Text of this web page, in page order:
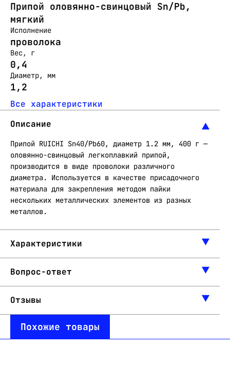
Припой оловянно-свинцовый Sn/Pb,
мягкий
Исполнение
проволока
Вес, г
0,4
Диаметр, мм
1,2
Все характеристики
Описание
Припой RUICHI Sn40/Pb60, диаметр 1.2 мм, 400 г —
оловянно-свинцовый легкоплавкий припой,
производится в виде проволоки различного
диаметра. Используется в качестве присадочного
материала для закрепления методом пайки
нескольких металлических элементов из разных
металлов.
Характеристики
Вопрос-ответ
Отзывы
Похожие товары